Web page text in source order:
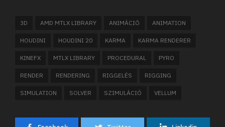
3D AMD MTLX LIBRARY ANIMÁCIÓ ANIMATION
HOUDINI HOUDINI 20 KARMA KARMA RENDERER
KINEFX MTLX LIBRARY PROCEDURAL PYRO
RENDER RENDERING RIGGELÉS RIGGING
SIMULATION SOLVER SZIMULÁCIÓ VELLUM